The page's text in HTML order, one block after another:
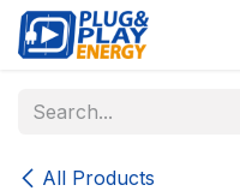
Skip to Content
All Products